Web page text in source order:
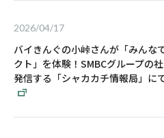
2026/04/17
バイきんぐの⼩峠さんが「みんな
クト」を体験！SMBCグループの
発信する「シャカカチ情報局」に